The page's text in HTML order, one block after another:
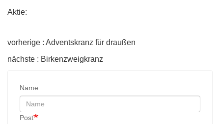
Aktie:
vorherige : Adventskranz für draußen
nächste : Birkenzweigkranz
Name
Post